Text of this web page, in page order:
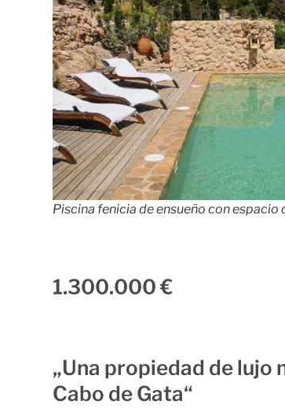
Piscina fenicia de ensueño con espacio
1.300.000 €
„Una propiedad de lujo
Cabo de Gata“